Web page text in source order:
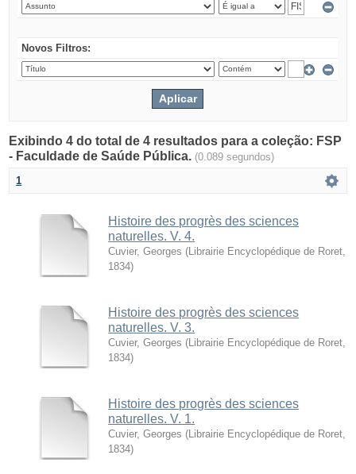
Novos Filtros:
Exibindo 4 do total de 4 resultados para a coleção: FSP
- Faculdade de Saúde Pública. (0.089 segundos)
1
Histoire des progrès des sciences
naturelles. V. 4.
Cuvier, Georges ( Librairie Encyclopédique de Roret
1834)
Histoire des progrès des sciences
naturelles. V. 3.
Cuvier, Georges ( Librairie Encyclopédique de Roret
1834)
Histoire des progrès des sciences
naturelles. V. 1.
Cuvier, Georges ( Librairie Encyclopédique de Roret
1834)